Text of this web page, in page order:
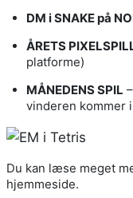
DM i SNAKE på
ÅRETS
platforme)
MÅNEDENS SPIL
vinderen kommer
Du kan læse meget
hjemmeside.